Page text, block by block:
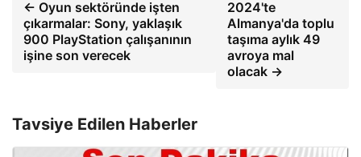
← Oyun sektöründe işten
çıkarmalar: Sony, yaklaşık
900 PlayStation çalışanının
işine son verecek
2024'te
Almanya'da toplu
taşıma aylık 49
avroya mal
olacak →
Tavsiye Edilen Haberler